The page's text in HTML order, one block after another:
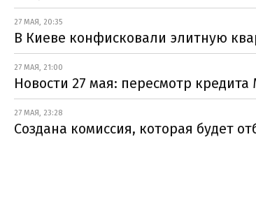
27 МАЯ, 20:35
В Киеве конфисковали элитную
27 МАЯ, 21:00
Новости 27 мая: пересмотр
27 МАЯ, 23:28
Создана комиссия, которая будет